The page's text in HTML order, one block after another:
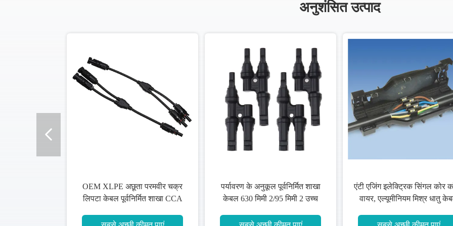
अनुशंसित उत्पाद
पर्यावरण के अनुकूल पूर्वनिर्मित शाखा
केबल 630 मिमी 2/95 मिमी 2 उच्च
एंटी एजिंग इलेक्ट्रिक सिंगल कोर कॉपर
वायर, एल्यूमीनियम मिश्र धातु केबल
निहत्थे पूर्वनिर्मित शाखा केबल कम धुआँ
हलोजन मुक्त